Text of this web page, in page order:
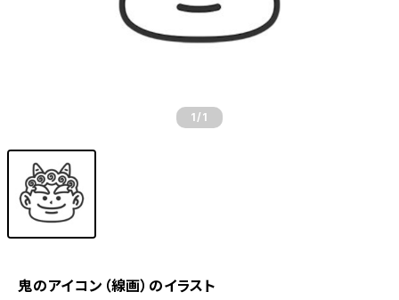
1 /1
鬼のアイコン（線画）のイラスト